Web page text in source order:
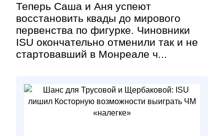
Теперь Саша и Аня успеют
восстановить квады до мирового
первенства по фигурке. Чиновники
ISU окончательно отменили так и не
стартовавший в Монреале ч...